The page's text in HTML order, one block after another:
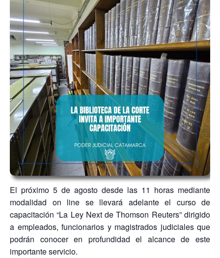
El próximo 5 de agosto desde las 11 horas mediante
modalidad on line se llevará adelante el curso de
capacitación “La Ley Next de Thomson Reuters” dirigido
a empleados, funcionarios y magistrados judiciales que
podrán conocer en profundidad el alcance de este
importante servicio.